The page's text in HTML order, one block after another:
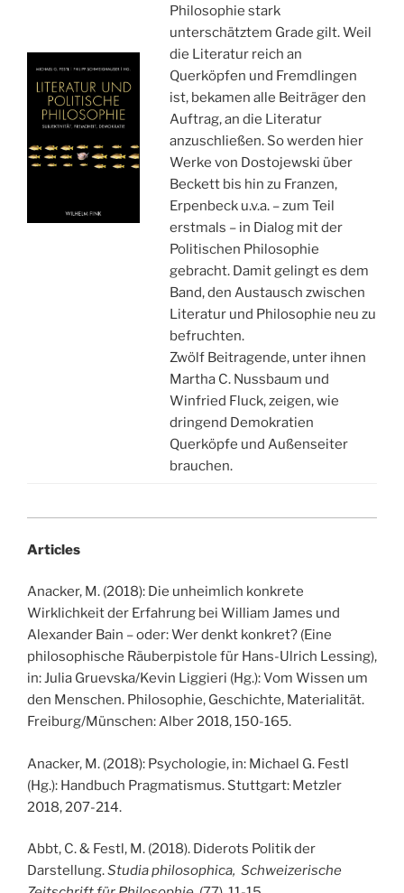
Philosophie stark
unterschätztem Grade gilt. Weil
die Literatur reich an
Querköpfen und Fremdlingen
ist, bekamen alle Beiträger den
Auftrag, an die Literatur
anzuschließen. So werden hier
Werke von Dostojewski über
Beckett bis hin zu Franzen,
Erpenbeck u.v.a. – zum Teil
erstmals – in Dialog mit der
Politischen Philosophie
gebracht. Damit gelingt es dem
Band, den Austausch zwischen
Literatur und Philosophie neu zu
befruchten.
Zwölf Beitragende, unter ihnen
Martha C. Nussbaum und
Winfried Fluck, zeigen, wie
dringend Demokratien
Querköpfe und Außenseiter
brauchen.
Articles
Anacker, M. (2018): Die unheimlich konkrete
Wirklichkeit der Erfahrung bei William James und
Alexander Bain – oder: Wer denkt konkret? (Eine
philosophische Räuberpistole für Hans-Ulrich Lessing),
in: Julia Gruevska/Kevin Liggieri (Hg.): Vom Wissen um
den Menschen. Philosophie, Geschichte, Materialität.
Freiburg/Münschen: Alber 2018, 150-165.
Anacker, M. (2018): Psychologie, in: Michael G. Festl
(Hg.): Handbuch Pragmatismus. Stuttgart: Metzler
2018, 207-214.
Abbt, C. & Festl, M. (2018). Diderots Politik der
Darstellung.Studia philosophica, Schweizerische